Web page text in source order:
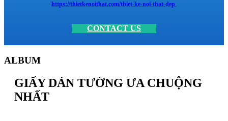
https://thietkenoithat.com/thiet-ke-noi-that-dep
CONTACT US
ALBUM
GIẤY DÁN TƯỜNG ƯA CHUỘNG
NHẤT